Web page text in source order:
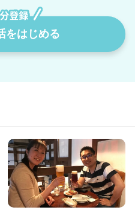
をはじめる